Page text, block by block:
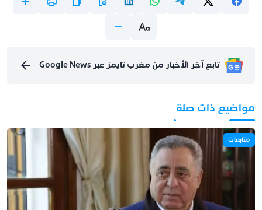
تابع آخر الأخبار من مغرب تايمز عبر Google News
مواضيع ذات صلة
متابعات